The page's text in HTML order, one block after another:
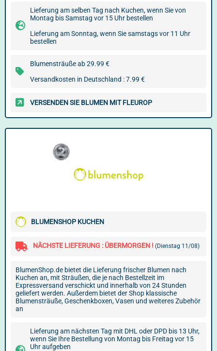
Lieferung am selben Tag nach Kuchen, wenn Sie von
Montag bis Samstag vor 15 Uhr bestellen
Lieferung am Sonntag, wenn Sie samstags vor 11 Uhr
bestellen
Blumensträuße ab 29.99 €
Versandkosten in Deutschland : 7.99 €
VERSENDEN SIE BLUMEN MIT FLEUROP
BLUMENSHOP KUCHEN
NÄCHSTE LIEFERUNG : ÜBERMORGEN ! (Dienstag 11/08)
BlumenShop.de bietet die Lieferung frischer Blumen nach
Kuchen an, mit Sträußen, die je nach Bestellzeit im
Expressversand verschickt und innerhalb von 24 Stunden
geliefert werden. Außerdem bietet der Shop klassische
Blumensträuße, Geschenkboxen, Vasen und weiteres Zubehör
an
Lieferung am nächsten Tag mit DHL oder DPD bis 13 Uhr,
wenn Sie Ihre Bestellung von Montag bis Freitag vor 15
Uhr aufgeben